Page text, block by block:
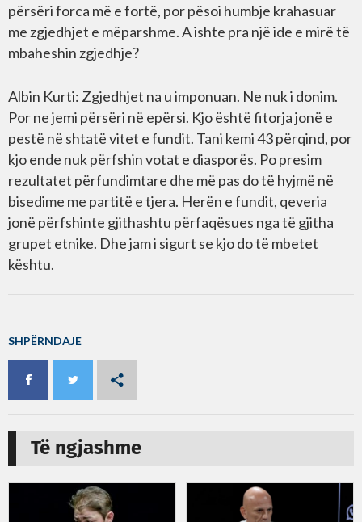
përsëri forca më e fortë, por pësoi humbje krahasuar
me zgjedhjet e mëparshme. A ishte pra një ide e mirë të
mbaheshin zgjedhje?
Albin Kurti: Zgjedhjet na u imponuan. Ne nuk i donim.
Por ne jemi përsëri në epërsi. Kjo është fitorja jonë e
pestë në shtatë vitet e fundit. Tani kemi 43 përqind, por
kjo ende nuk përfshin votat e diasporës. Po presim
rezultatet përfundimtare dhe më pas do të hyjmë në
bisedime me partitë e tjera. Herën e fundit, qeveria
jonë përfshinte gjithashtu përfaqësues nga të gjitha
grupet etnike. Dhe jam i sigurt se kjo do të mbetet
kështu.
SHPËRNDAJE
Të ngjashme